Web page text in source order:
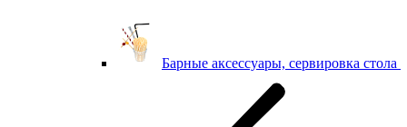
Барные аксессуары, сервировка стола